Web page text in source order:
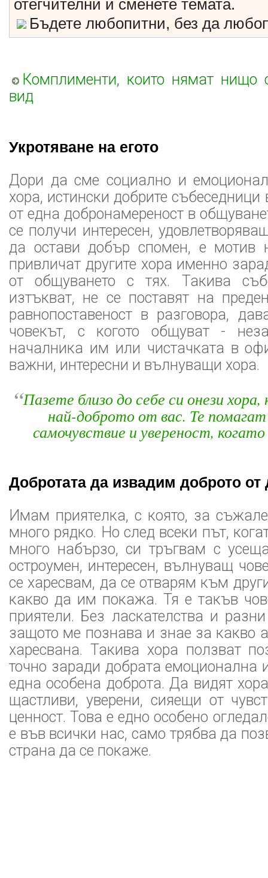
отегчителни и сменете темата.
Бъдете любопитни, без да
Комплименти, които нямат
вид
Укротяване на егото
Дори да сме социално и
хора, истински добрите събеседници
от една добронамереност в
се получи интересен,
да остави добър спомен, е мотив
привличат другите хора именно
от общуването с тях. Такива
изтъкват, не се поставят на
равнопоставеност в разговора,
човекът, с когото общуват -
началника им или чистачката в
важни, интересни и вълнуващи хора.
“Пазете близо до себе си онези
най-доброто от вас. Те
самочувствие и увереност,
Добротата да извадим доброто от
Имам приятелка, с която, за
много рядко. Но след всеки път,
много набързо, си тръгвам с
остроумен, интересен, вълнуващ
се харесвам, да се отварям към
какво да им покажа. Тя е такъв
приятели. Без ласкателства и
защото ме познава и знае за какво
харесвана. Такива хора ползват
точно заради добрата емоционална
една особена доброта. Да видят
щастливи, уверени, сияещи от
ценност. Това е едно особено
е във всички нас, само трябва да
страна да се покаже.